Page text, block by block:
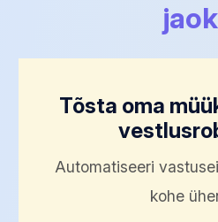
Tõsta oma
Automatiseeri
kohe